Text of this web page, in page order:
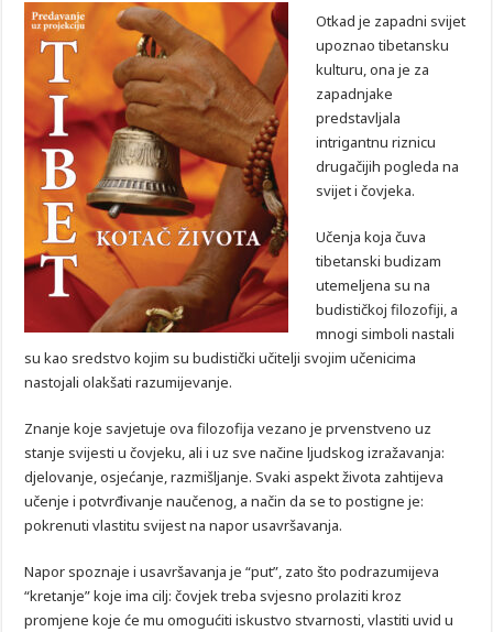
Otkad je zapadni svijet
upoznao tibetansku
kulturu, ona je za
zapadnjake
predstavljala
intrigantnu riznicu
drugačijih pogleda na
svijet i čovjeka.
Učenja koja čuva
tibetanski budizam
utemeljena su na
budističkoj filozofiji, a
mnogi simboli nastali
su kao sredstvo kojim su budistički učitelji svojim učenicima
nastojali olakšati razumijevanje.
Znanje koje savjetuje ova filozofija vezano je prvenstveno uz
stanje svijesti u čovjeku, ali i uz sve načine ljudskog izražavanja:
djelovanje, osjećanje, razmišljanje. Svaki aspekt života zahtijeva
učenje i potvrđivanje naučenog, a način da se to postigne je:
pokrenuti vlastitu svijest na napor usavršavanja.
Napor spoznaje i usavršavanja je “put”, zato što podrazumijeva
“kretanje” koje ima cilj: čovjek treba svjesno prolaziti kroz
promjene koje će mu omogućiti iskustvo stvarnosti, vlastiti uvid u